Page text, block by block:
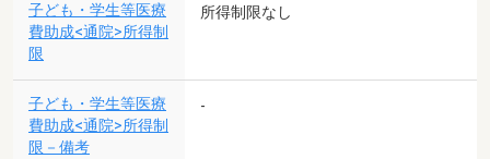
子ども・学生等医療
費助成<通院>所得制
限
所得制限なし
子ども・学生等医療
費助成<通院>所得制
限－備考
-